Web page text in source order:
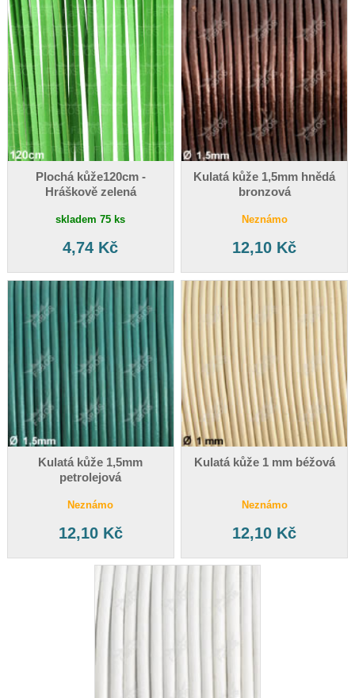
Plochá kůže120cm -
Hráškově zelená
skladem 75 ks
4,74 Kč
Kulatá kůže 1,5mm hnědá
bronzová
Neznámo
12,10 Kč
Kulatá kůže 1,5mm
petrolejová
Neznámo
12,10 Kč
Kulatá kůže 1 mm béžová
Neznámo
12,10 Kč